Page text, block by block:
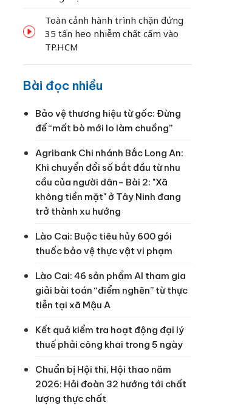
Toàn cảnh hành trình chặn đứng
35 tấn heo nhiễm chất cấm vào
TP.HCM
Bài đọc nhiều
Bảo vệ thương hiệu từ gốc: Đừng
để “mất bò mới lo làm chuồng”
Agribank Chi nhánh Bắc Long An:
Khi chuyển đổi số bắt đầu từ nhu
cầu của người dân- Bài 2: "Xã
không tiền mặt" ở Tây Ninh đang
trở thành xu hướng
Lào Cai: Buộc tiêu hủy 600 gói
thuốc bảo vệ thực vật vi phạm
Lào Cai: 46 sản phẩm AI tham gia
giải bài toán “điểm nghẽn” từ thực
tiễn tại xã Mậu A
Kết quả kiểm tra hoạt động đại lý
thuế phải công khai trong 5 ngày
Chuẩn bị Hội thi, Hội thao năm
2026: Hải đoàn 32 hướng tới chất
lượng thực chất